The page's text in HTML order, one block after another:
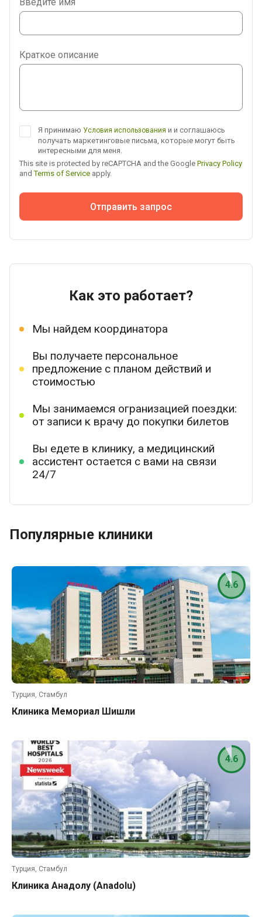
Telegram
Краткое описание
Я принимаю Условия использования и и соглашаюсь
получать маркетинговые письма, которые могут быть
интересными для меня.
This site is protected by reCAPTCHA and the Google Privacy Policy
andTerms of Service apply.
Отправить запрос
Как это работает?
Мы найдем координатора
Вы получаете персональное
предложение с планом действий и
стоимостью
Мы занимаемся огранизацией поездки:
от записи к врачу до покупки билетов
Вы едете в клинику, а медицинский
ассистент остается с вами на связи
24/7
Популярные клиники
Турция, Стамбул
Клиника Мемориал Шишли
4.6
Турция, Стамбул
Клиника Анадолу (Anadolu)
4.6